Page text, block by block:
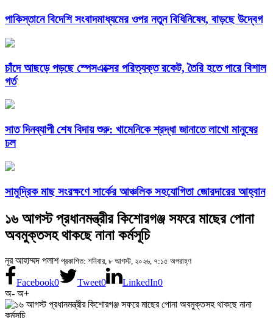
পাকিস্তানে বিদেশি সংবাদমাধ্যমের ওপর নতুন বিধিনিষেধ, বাড়ছে উদ্বেগ
চাঁদে আছড়ে পড়ছে স্পেসএক্সের পরিত্যক্ত রকেট, তৈরি হতে পারে বিশাল
গর্ত
সাত দিনব্যাপী শেষ বিদায় শুরু: খামেনিকে শ্রদ্ধা জানাতে লাখো মানুষের
ঢল
সামুদ্রিক মাছ সংরক্ষণে সার্কের আঞ্চলিক সহযোগিতা জোরদারের আহ্বান
১৬ আগস্ট প্রধানমন্ত্রীর কিশোরগঞ্জ সফরে মাছের পোনা
অবমুক্তসহ থাকছে নানা কর্মসূচি
নূর আহাম্মদ পলাশ প্রকাশিত: শনিবার, ৮ আগস্ট, ২০২৬, ৭:১৫ অপরাহ্ণ
Facebook0 Tweet0 LinkedIn0
অ- অ+